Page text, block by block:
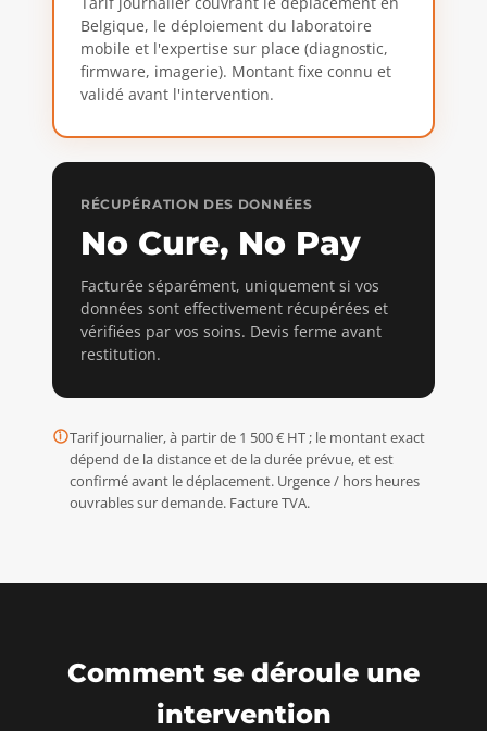
Belgique, le déploiement du laboratoire
mobile et l'expertise sur place (diagnostic,
firmware, imagerie). Montant fixe connu et
validé avant l'intervention.
RÉCUPÉRATION DES DONNÉES
No Cure, No Pay
Facturée séparément, uniquement si vos
données sont effectivement récupérées et
vérifiées par vos soins. Devis ferme avant
restitution.
Tarif journalier, à partir de 1 500 € HT ; le montant exact
dépend de la distance et de la durée prévue, et est
confirmé avant le déplacement. Urgence / hors heures
ouvrables sur demande. Facture TVA.
Comment se déroule une
intervention